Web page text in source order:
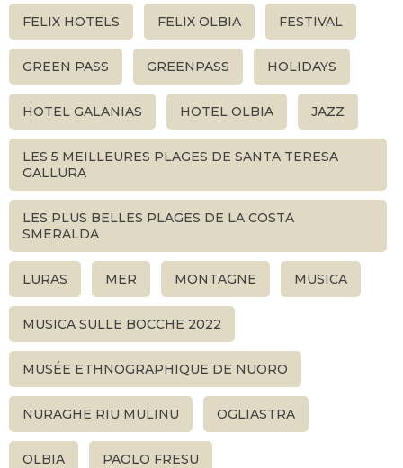
FELIX HOTELS FELIX OLBIA FESTIVAL
GREEN PASS GREENPASS HOLIDAYS
HOTEL GALANIAS HOTEL OLBIA JAZZ
LES 5 MEILLEURES PLAGES DE SANTA TERESA
GALLURA
LES PLUS BELLES PLAGES DE LA COSTA
SMERALDA
LURAS MER MONTAGNE MUSICA
MUSICA SULLE BOCCHE 2022
MUSÉE ETHNOGRAPHIQUE DE NUORO
NURAGHE RIU MULINU OGLIASTRA
OLBIA PAOLO FRESU